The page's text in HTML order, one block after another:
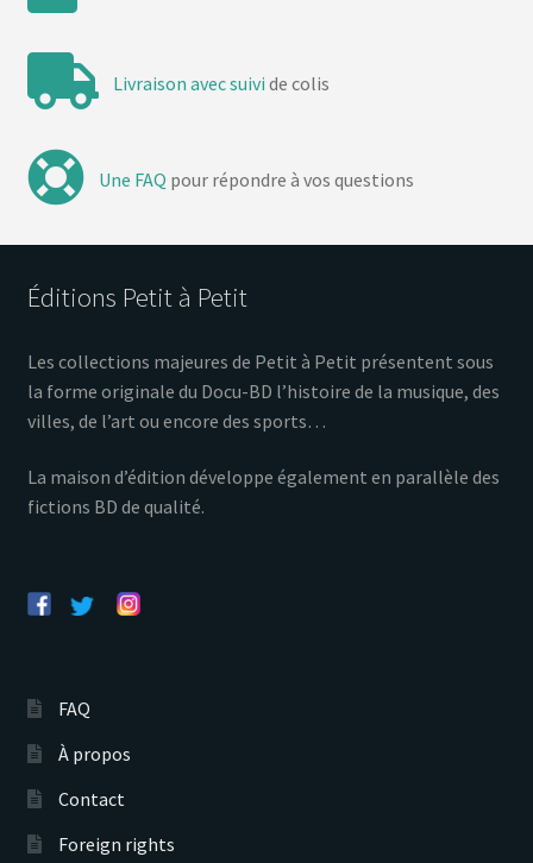
Livraison avec suivi de colis
Une FAQ pour répondre à vos questions
Éditions Petit à Petit
Les collections majeures de Petit à Petit présentent sous
la forme originale du Docu-BD l’histoire de la musique, des
villes, de l’art ou encore des sports…
La maison d’édition développe également en parallèle des
fictions BD de qualité.
FAQ
À propos
Contact
Foreign rights